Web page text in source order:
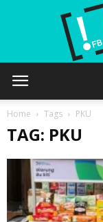
Home Tags PKU
TAG: PKU